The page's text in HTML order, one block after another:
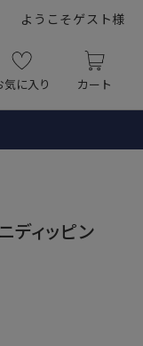
ようこそゲスト様
気に入り カート
ディッピン